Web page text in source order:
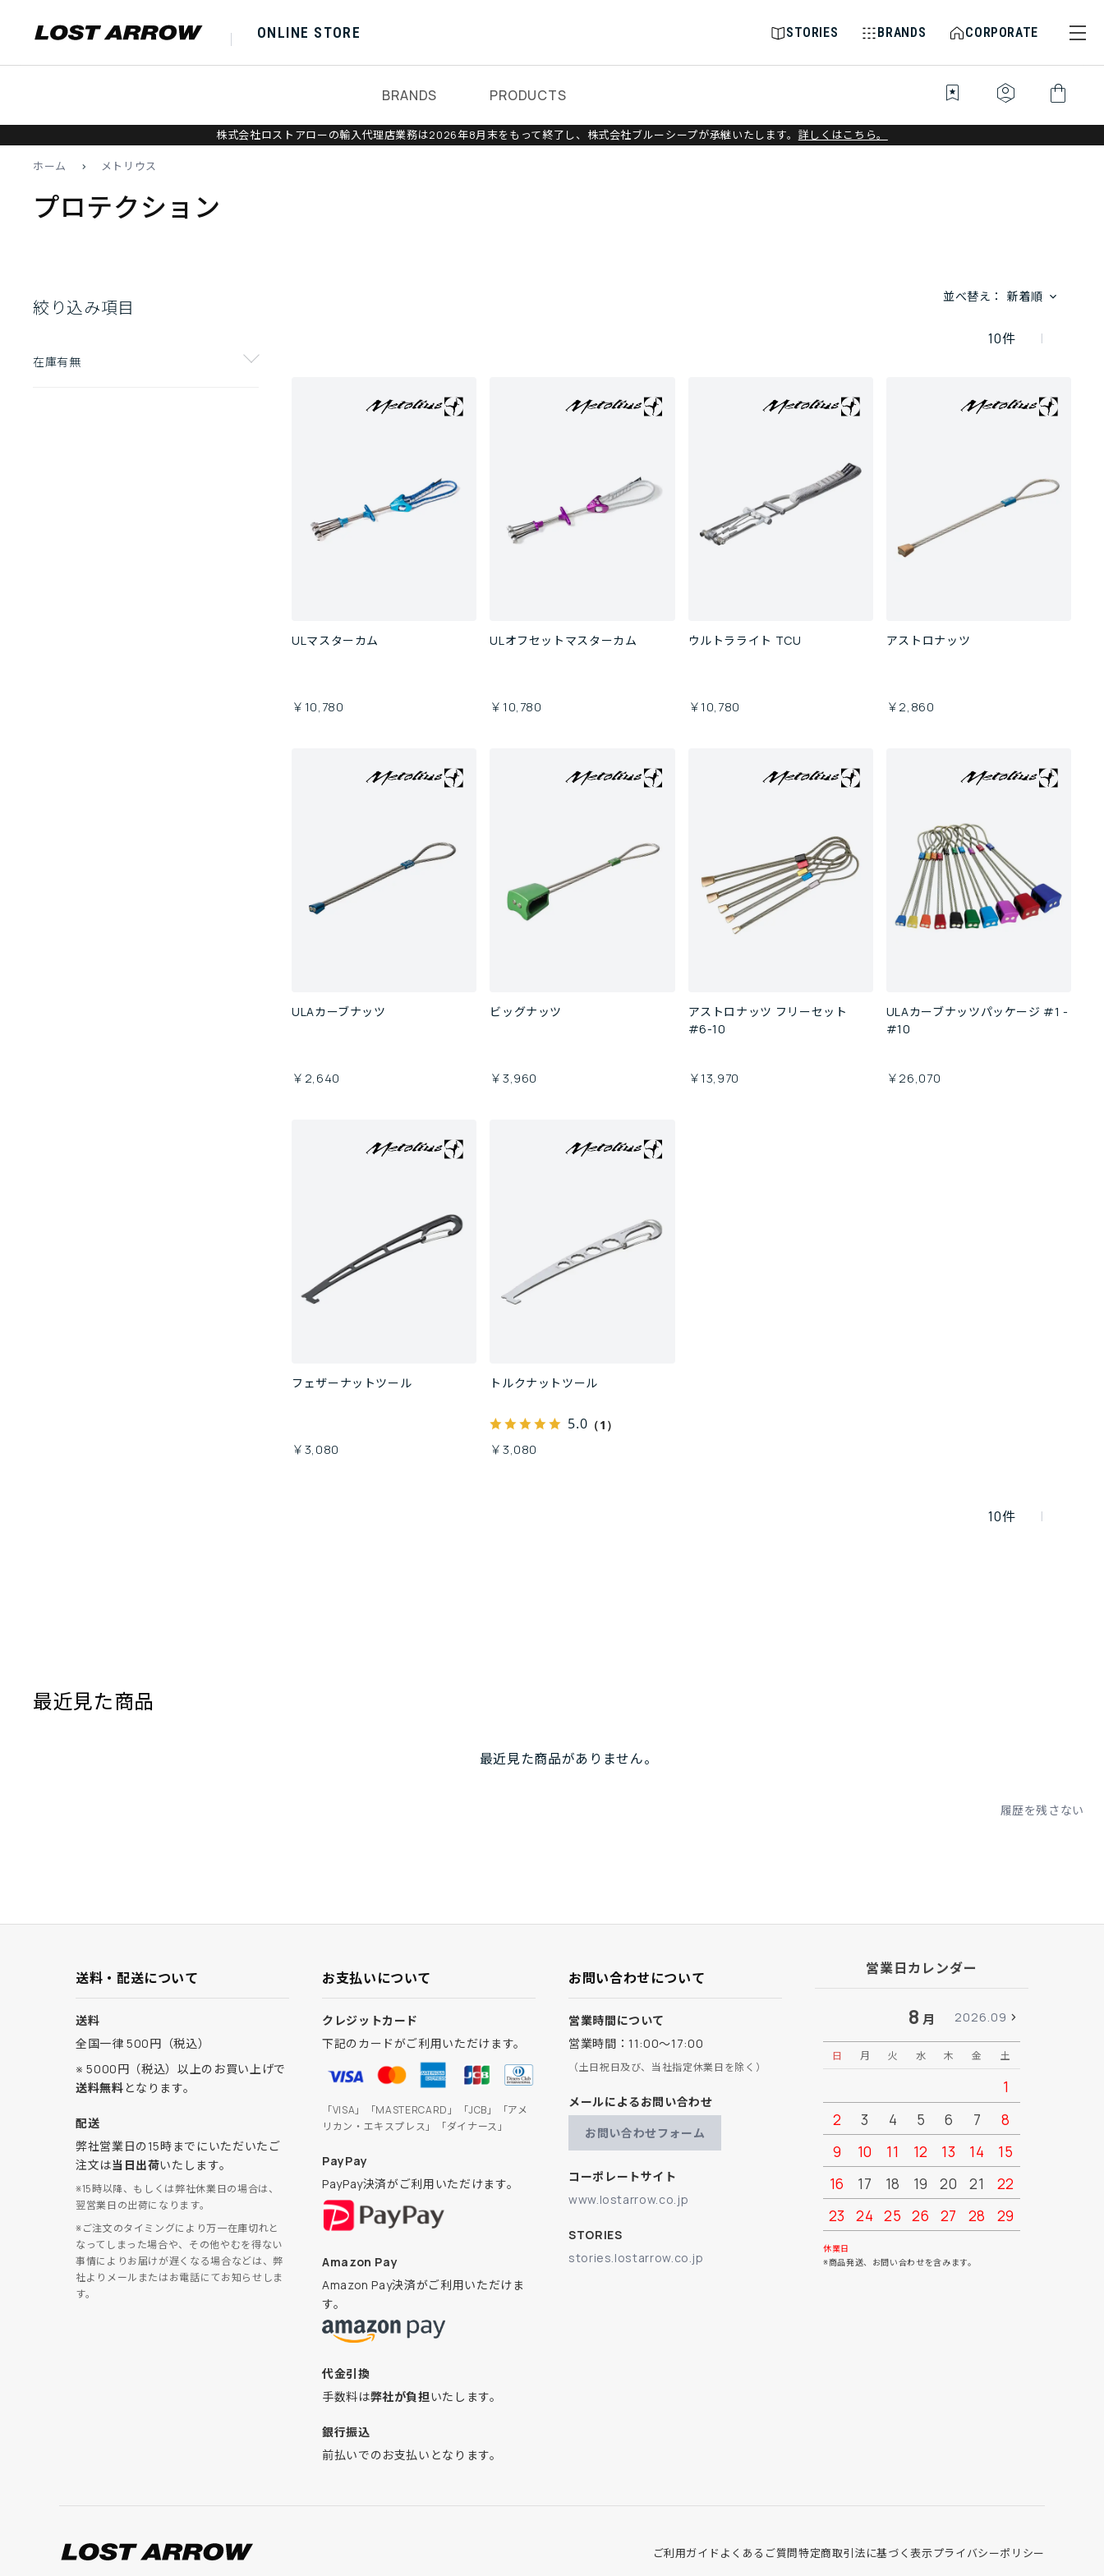
ONLINE STORE STORIES BRANDS CORPORATE
BRANDS PRODUCTS bookmark_star identity_platform shopping_bag
株式会社ロストアローの輸入代理店業務は2026年8月末をもって終了し、株式会社ブルーシープが承継いたします。 詳しくはこちら。
ホーム > メトリウス
プロテクション
絞り込み項目
在庫有無
並べ替え： 新着順
10件
ULマスターカム
￥10,780
ULオフセットマスターカム
￥10,780
ウルトラライト TCU
￥10,780
アストロナッツ
￥2,860
ULAカーブナッツ
￥2,640
ビッグナッツ
￥3,960
アストロナッツ フリーセット
#6-10
￥13,970
ULAカーブナッツパッケージ #1 -
#10
￥26,070
フェザーナットツール
￥3,080
トルクナットツール
5.0 （1）
￥3,080
10件
最近見た商品
最近見た商品がありません。
履歴を残さない
送料・配送について
送料
全国一律 500円（税込）
※ 5000円（税込）以上のお買い上げで
送料無料となります。
配送
弊社営業日の15時までにいただいたご
注文は当日出荷いたします。
※15時以降、もしくは弊社休業日の場合は、
翌営業日の出荷になります。
※ご注文のタイミングにより万一在庫切れと
なってしまった場合や、その他やむを得ない
事情によりお届けが遅くなる場合などは、弊
社よりメールまたはお電話にてお知らせしま
す。
お支払いについて
クレジットカード
下記のカードがご利用いただけます。
「VISA」「MASTERCARD」「JCB」「アメ
リカン・エキスプレス」「ダイナース」
PayPay
PayPay決済がご利用いただけます。
Amazon Pay
Amazon Pay決済がご利用いただけま
す。
代金引換
手数料は弊社が負担いたします。
銀行振込
前払いでのお支払いとなります。
お問い合わせについて
営業時間について
営業時間：11:00～17:00
（土日祝日及び、当社指定休業日を除く）
メールによるお問い合わせ
お問い合わせフォーム
コーポレートサイト
www.lostarrow.co.jp
STORIES
stories.lostarrow.co.jp
営業日カレンダー
8 月 2026.09
日 月 火 水 木 金 土
1
2
3 4 5 6 7
8
9
10 11 12 13 14
15
16
17 18 19 20 21
22
23
24 25 26 27 28
29
30
休業日
※商品発送、お問い合わせを含みます。
ご利用ガイド よくあるご質問特定商取引法に基づく表示プライバシーポリシー